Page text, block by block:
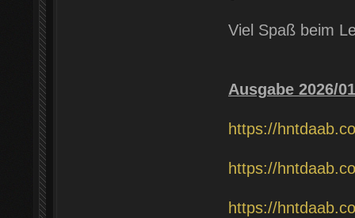
Viel Spaß beim
Ausgabe 2026/01
https://
https://
https://